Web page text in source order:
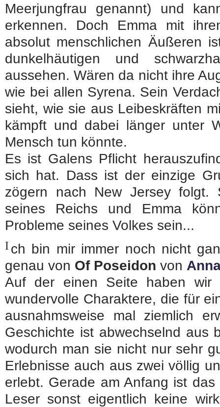
Meerjungfrau genannt) und
erkennen. Doch Emma mit
absolut menschlichen Äußeren
dunkelhäutigen und
aussehen. Wären da nicht ihre
wie bei allen Syrena. Sein
sieht, wie sie aus Leibeskräften
kämpft und dabei länger unter
Mensch tun könnte.
Es ist Galens Pflicht
sich hat. Dass ist der einzige
zögern nach New Jersey folgt.
seines Reichs und Emma
Probleme seines Volkes sein...
I ch bin mir immer noch nicht
genau von Of Poseidon von
Auf der einen Seite haben wir
wundervolle Charaktere, die für
ausnahmsweise mal ziemlich
Geschichte ist abwechselnd aus
wodurch man sie nicht nur sehr
Erlebnisse auch aus zwei völlig
erlebt. Gerade am Anfang ist
Leser sonst eigentlich keine